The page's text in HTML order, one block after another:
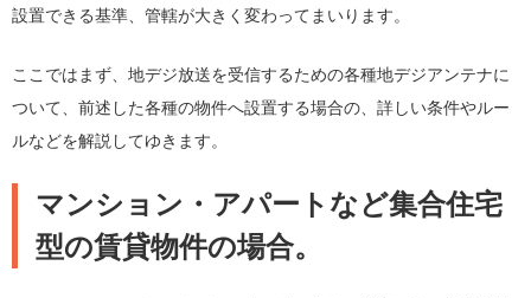
設置できる基準、管轄が大きく変わってまいります。
ここではまず、地デジ放送を受信するための各種地デジアンテナに
ついて、前述した各種の物件へ設置する場合の、詳しい条件やルー
ルなどを解説してゆきます。
マンション・アパートなど集合住宅
型の賃貸物件の場合。